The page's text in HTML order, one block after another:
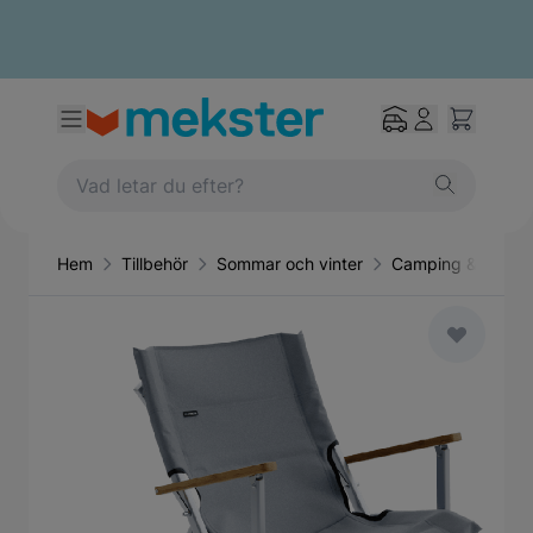
Hem Tillbehör Sommar och vinter Camping &
Click to view image in fullscreen